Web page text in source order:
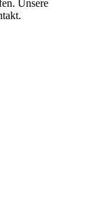
Unsere